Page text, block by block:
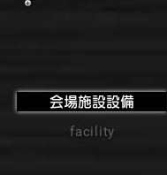
会場施設設備
facility